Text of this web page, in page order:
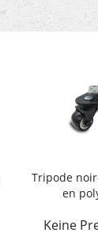
Tripode
en
Keine